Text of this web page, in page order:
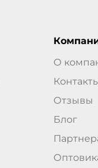
О
Отзывы
Блог